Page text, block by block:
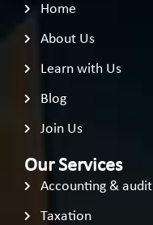
Home
About Us
Learn with Us
Blog
Join Us
Our Services
Accounting & audit
Taxation